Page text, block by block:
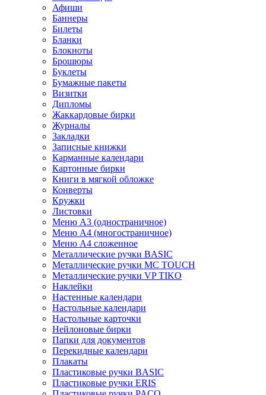
Афиши
Баннеры
Билеты
Бланки
Блокноты
Брошюры
Буклеты
Бумажные пакеты
Визитки
Дипломы
Жаккардовые бирки
Журналы
Закладки
Записные книжки
Карманные календари
Картонные бирки
Книги в мягкой обложке
Конверты
Кружки
Листовки
Меню A3 (одностраничное)
Меню A4 (многостраничное)
Меню A4 сложенное
Металлические ручки BASIC
Металлические ручки MC TOUCH
Металлические ручки VP TIKO
Наклейки
Настенные календари
Настольные календари
Настольные карточки
Нейлоновые бирки
Папки для документов
Перекидные календари
Плакаты
Пластиковые ручки BASIC
Пластиковые ручки ERIS